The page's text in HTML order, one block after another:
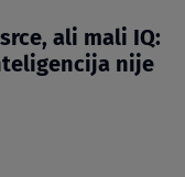
ali mali IQ:
nije